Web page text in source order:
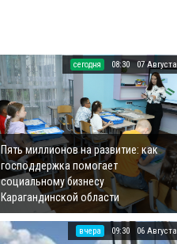
cегодня 08:30 07 Августа
Пять миллионов на развитие: как
господдержка помогает
социальному бизнесу
Карагандинской области
вчера 09:30 06 Августа